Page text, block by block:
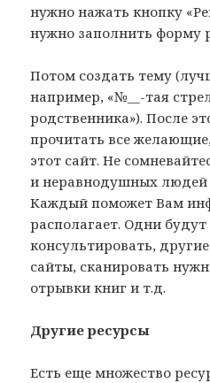
нужно нажать кнопку
нужно заполнить форму
Потом создать тему
например, «№__-тая
родственника»). После
прочитать все
этот сайт. Не
и неравнодушных людей
Каждый поможет Вам
располагает. Одни будут
консультировать,
сайты, сканировать
отрывки книг и т.д.
Другие ресурсы
Есть еще множество